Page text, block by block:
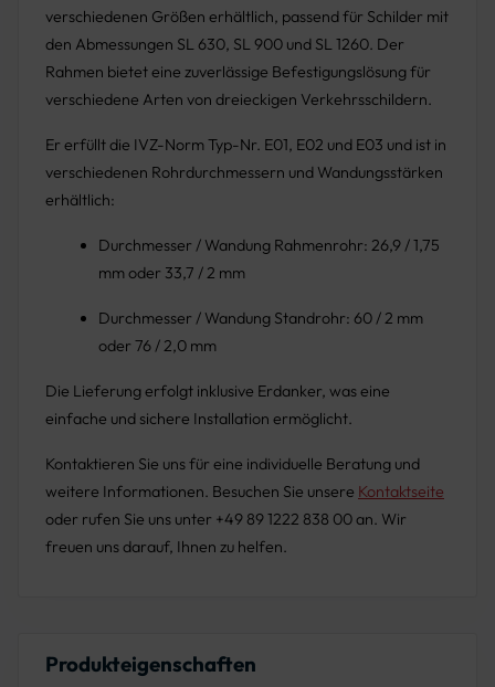
verschiedenen Größen erhältlich, passend für Schilder mit
den Abmessungen SL 630, SL 900 und SL 1260. Der
Rahmen bietet eine zuverlässige Befestigungslösung für
verschiedene Arten von dreieckigen Verkehrsschildern.
Er erfüllt die IVZ-Norm Typ-Nr. E01, E02 und E03 und ist in
verschiedenen Rohrdurchmessern und Wandungsstärken
erhältlich:
Durchmesser / Wandung Rahmenrohr: 26,9 / 1,75
mm oder 33,7 / 2 mm
Durchmesser / Wandung Standrohr: 60 / 2 mm
oder 76 / 2,0 mm
Die Lieferung erfolgt inklusive Erdanker, was eine
einfache und sichere Installation ermöglicht.
Kontaktieren Sie uns für eine individuelle Beratung und
weitere Informationen. Besuchen Sie unsere Kontaktseite
oder rufen Sie uns unter +49 89 1222 838 00 an. Wir
freuen uns darauf, Ihnen zu helfen.
Produkteigenschaften